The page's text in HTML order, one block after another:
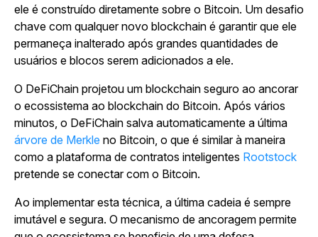
ele é construído diretamente sobre o Bitcoin. Um desafio
chave com qualquer novo blockchain é garantir que ele
permaneça inalterado após grandes quantidades de
usuários e blocos serem adicionados a ele.
O DeFiChain projetou um blockchain seguro ao ancorar
o ecossistema ao blockchain do Bitcoin. Após vários
minutos, o DeFiChain salva automaticamente a última
árvore de Merkle no Bitcoin, o que é similar à maneira
como a plataforma de contratos inteligentes Rootstock
pretende se conectar com o Bitcoin.
Ao implementar esta técnica, a última cadeia é sempre
imutável e segura. O mecanismo de ancoragem permite